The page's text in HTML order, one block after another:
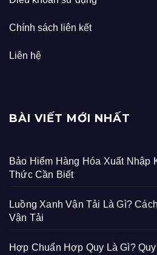
Chính sách liên kết
Liên hệ
BÀI VIẾT MỚI NHẤT
Bảo Hiểm Hàng Hóa Xuất Nhập
Thức Cần Biết
Luồng Xanh Vận Tải Là Gì?
Vận Tải
Hợp Chuẩn Hợp Quy Là Gì?